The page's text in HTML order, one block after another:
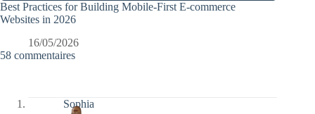
Best Practices for Building Mobile-First E-commerce
Websites in 2026
16/05/2026
58 commentaires
Sophia